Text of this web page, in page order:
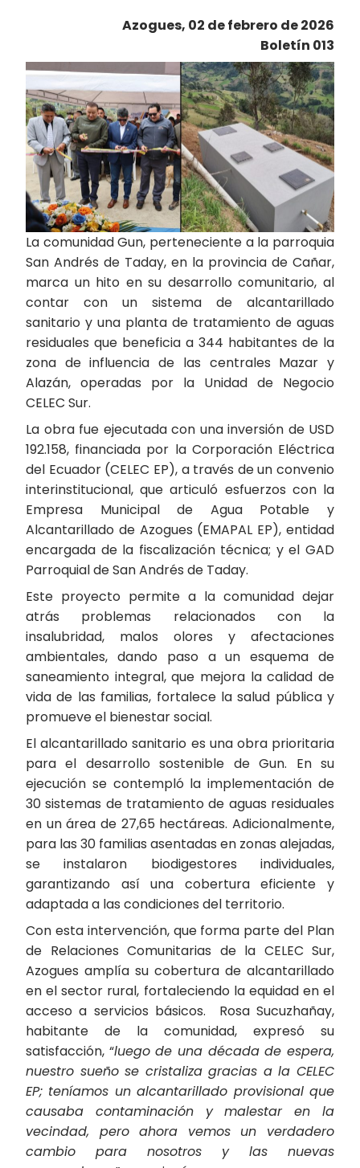
Azogues, 02 de febrero de 2026
Boletín 013
La comunidad Gun, perteneciente a la parroquia
San Andrés de Taday, en la provincia de Cañar,
marca un hito en su desarrollo comunitario, al
contar con un sistema de alcantarillado
sanitario y una planta de tratamiento de aguas
residuales que beneficia a 344 habitantes de la
zona de influencia de las centrales Mazar y
Alazán, operadas por la Unidad de Negocio
CELEC Sur.
La obra fue ejecutada con una inversión de USD
192.158, financiada por la Corporación Eléctrica
del Ecuador (CELEC EP), a través de un convenio
interinstitucional, que articuló esfuerzos con la
Empresa Municipal de Agua Potable y
Alcantarillado de Azogues (EMAPAL EP), entidad
encargada de la fiscalización técnica; y el GAD
Parroquial de San Andrés de Taday.
Este proyecto permite a la comunidad dejar
atrás problemas relacionados con la
insalubridad, malos olores y afectaciones
ambientales, dando paso a un esquema de
saneamiento integral, que mejora la calidad de
vida de las familias, fortalece la salud pública y
promueve el bienestar social.
El alcantarillado sanitario es una obra prioritaria
para el desarrollo sostenible de Gun. En su
ejecución se contempló la implementación de
30 sistemas de tratamiento de aguas residuales
en un área de 27,65 hectáreas. Adicionalmente,
para las 30 familias asentadas en zonas alejadas,
se instalaron biodigestores individuales,
garantizando así una cobertura eficiente y
adaptada a las condiciones del territorio.
Con esta intervención, que forma parte del Plan
de Relaciones Comunitarias de la CELEC Sur,
Azogues amplía su cobertura de alcantarillado
en el sector rural, fortaleciendo la equidad en el
acceso a servicios básicos. Rosa Sucuzhañay,
habitante de la comunidad, expresó su
satisfacción, “luego de una década de espera,
nuestro sueño se cristaliza gracias a la CELEC
EP; teníamos un alcantarillado provisional que
causaba contaminación y malestar en la
vecindad, pero ahora vemos un verdadero
cambio para nosotros y las nuevas